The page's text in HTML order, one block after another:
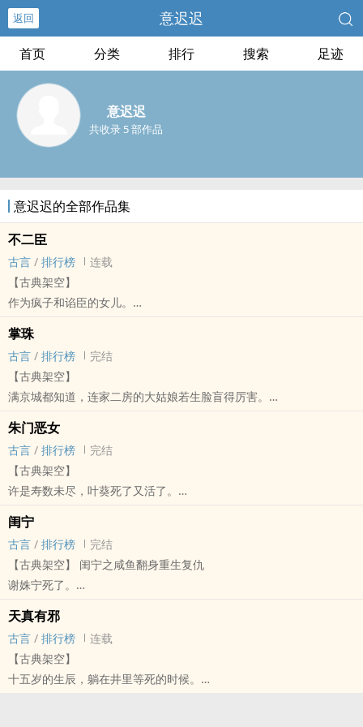
返回 意迟迟
首页 分类 排行 搜索 足迹
意迟迟
共收录 5 部作品
意迟迟的全部作品集
不二臣
古言 / 排行榜
连载
【古典架空】
作为疯子和谄臣的女儿。
她拼尽全力爱上的，不过是场黄粱美梦。
如今梦醒了从头再来，这种裙下之臣不要也罢。
“抓住这只手，你就可以活命。”
“活你个大头鬼啊。”
做人真他娘一点意思也没有……
掌珠
古言 / 排行榜
完结
【古典架空】
满京城都知道，连家二房的大姑娘若生脸盲得厉害。
今儿梳个堕马髻她认得你，赶明儿另梳个，她就记不得了。
但有一位，即便裹成熊，她也总一眼就能分辨。
因为他们初见于彼此最狼狈不堪的时候，却重逢于最好的年华……
朱门恶女
古言 / 排行榜
完结
【古典架空】
许是寿数未尽，叶葵死了又活了。
活到了陌生时空，成了锦绣朱门里的姑娘。
可朱门里的人呀，只想要她的命。
她思来想去，没有办法。
今儿个不打你们一顿，是不知道“清醒”两字怎幺写了。
闺宁
古言 / 排行榜
完结
【古典架空】 闺宁之咸鱼翻身重生复仇
谢姝宁死了。
可眼一睁，她却回到了随母初次入京之时。天上白茫茫，路上雪皑
皑，年幼的她被前世郁郁而终的母亲，和早夭的兄长一左一右护在中
间。
身下马车摇摇晃晃，正载着他们往她昔日噩梦驶去……
天真有邪
古言 / 排行榜
连载
【古典架空】
十五岁的生辰，躺在井里等死的时候。